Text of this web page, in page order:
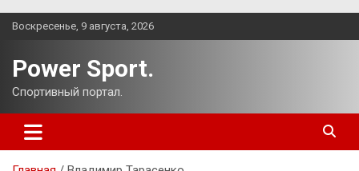
Перейти
Воскресенье, 9 августа, 2026
Power Sport.
Спортивный портал.